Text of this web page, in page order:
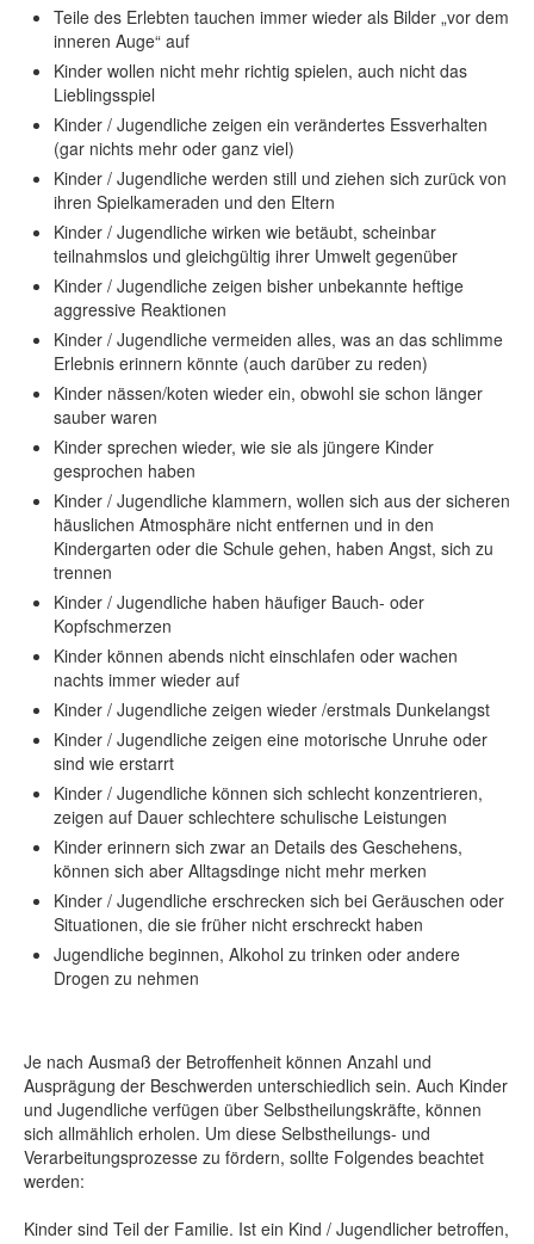
Teile des Erlebten tauchen immer wieder als Bilder „vor dem
inneren Auge“ auf
Kinder wollen nicht mehr richtig spielen, auch nicht das
Lieblingsspiel
Kinder / Jugendliche zeigen ein verändertes Essverhalten
(gar nichts mehr oder ganz viel)
Kinder / Jugendliche werden still und ziehen sich zurück von
ihren Spielkameraden und den Eltern
Kinder / Jugendliche wirken wie betäubt, scheinbar
teilnahmslos und gleichgültig ihrer Umwelt gegenüber
Kinder / Jugendliche zeigen bisher unbekannte heftige
aggressive Reaktionen
Kinder / Jugendliche vermeiden alles, was an das schlimme
Erlebnis erinnern könnte (auch darüber zu reden)
Kinder nässen/koten wieder ein, obwohl sie schon länger
sauber waren
Kinder sprechen wieder, wie sie als jüngere Kinder
gesprochen haben
Kinder / Jugendliche klammern, wollen sich aus der sicheren
häuslichen Atmosphäre nicht entfernen und in den
Kindergarten oder die Schule gehen, haben Angst, sich zu
trennen
Kinder / Jugendliche haben häufiger Bauch- oder
Kopfschmerzen
Kinder können abends nicht einschlafen oder wachen
nachts immer wieder auf
Kinder / Jugendliche zeigen wieder /erstmals Dunkelangst
Kinder / Jugendliche zeigen eine motorische Unruhe oder
sind wie erstarrt
Kinder / Jugendliche können sich schlecht konzentrieren,
zeigen auf Dauer schlechtere schulische Leistungen
Kinder erinnern sich zwar an Details des Geschehens,
können sich aber Alltagsdinge nicht mehr merken
Kinder / Jugendliche erschrecken sich bei Geräuschen oder
Situationen, die sie früher nicht erschreckt haben
Jugendliche beginnen, Alkohol zu trinken oder andere
Drogen zu nehmen
Je nach Ausmaß der Betroffenheit können Anzahl und
Ausprägung der Beschwerden unterschiedlich sein. Auch Kinder
und Jugendliche verfügen über Selbstheilungskräfte, können
sich allmählich erholen. Um diese Selbstheilungs- und
Verarbeitungsprozesse zu fördern, sollte Folgendes beachtet
werden:
Kinder sind Teil der Familie. Ist ein Kind / Jugendlicher betroffen,